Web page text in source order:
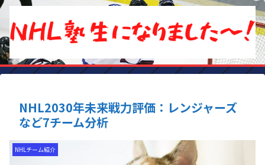
NHL2030年未来戦力評価：レンジャーズ
など7チーム分析
NHLチーム紹介